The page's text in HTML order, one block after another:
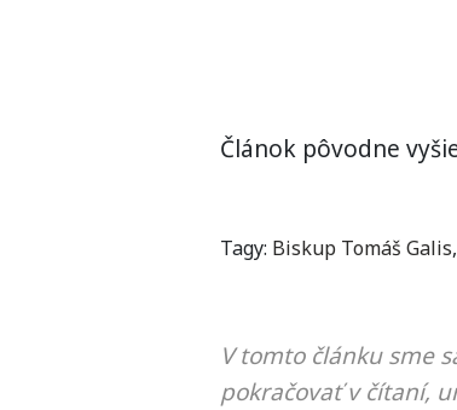
Článok pôvodne
Tagy: Biskup Tomáš Galis,
V tomto článku sme
pokračovať v čítaní,